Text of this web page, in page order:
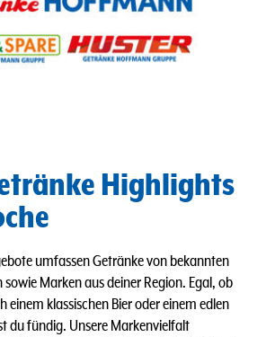
Highlights
umfassen Getränke von bekannten
Marken aus deiner Region. Egal, ob
einem klassischen Bier oder einem edlen
du fündig. Unsere Markenvielfalt